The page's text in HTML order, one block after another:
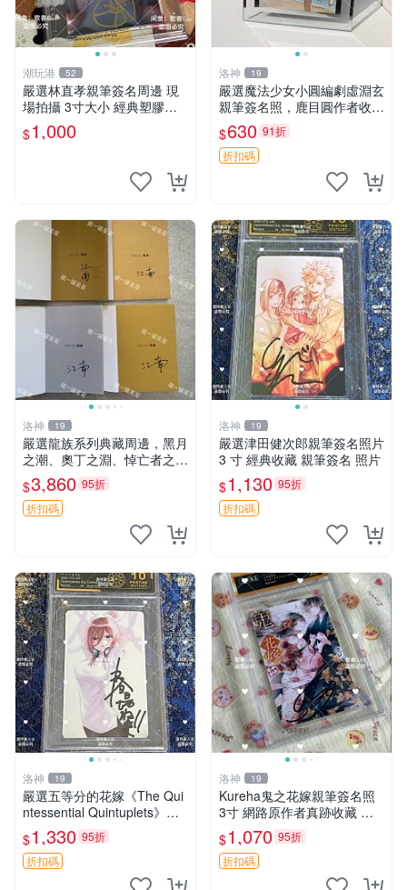
潮玩港 52
嚴選林直孝親筆簽名周邊 現
場拍攝 3寸大小 經典塑膠記
憶周邊收藏推薦 塑料記憶 時
代典藏 筆跡限量
$1,000
洛神 19
嚴選魔法少女小圓編劇虛淵玄
親筆簽名照，鹿目圓作者收藏
周邊，17.8x12.7cm獨家相框
附贈。 魔法少女小圓 經典 單
張
$630 91折
折扣碼
洛神 19
嚴選龍族系列典藏周邊，黑月
之潮、奧丁之淵、悼亡者之魂
與火之晨曦，多款簽名版隨機
附贈。限量收藏，速搶！龍族
龍族漫畫 憐情
$3,860 95折
折扣碼
洛神 19
嚴選津田健次郎親筆簽名照片
3 寸 經典收藏 親筆簽名 照片
$1,130 95折
折扣碼
洛神 19
嚴選五等分的花嫁《The Qui
ntessential Quintuplets》春
場蔥親筆簽名照，附原裝卡
磚，精緻3寸照片，完美收
藏。 五等分花嫁 簽名
$1,330 95折
折扣碼
洛神 19
Kureha鬼之花嫁親筆簽名照
3寸 網路原作者真跡收藏 周
邊紀念相片 鬼之花嫁 Kureha
簽名 照片 相框裱裝
$1,070 95折
折扣碼